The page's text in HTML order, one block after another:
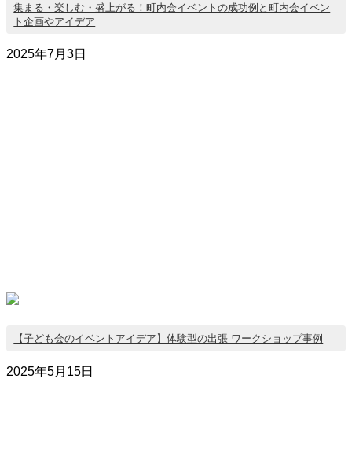
集まる・楽しむ・盛上がる！町内会イベントの成功例と町内会イベン
ト企画やアイデア
2025年7月3日
【子ども会のイベントアイデア】体験型の出張 ワークショップ事例
2025年5月15日